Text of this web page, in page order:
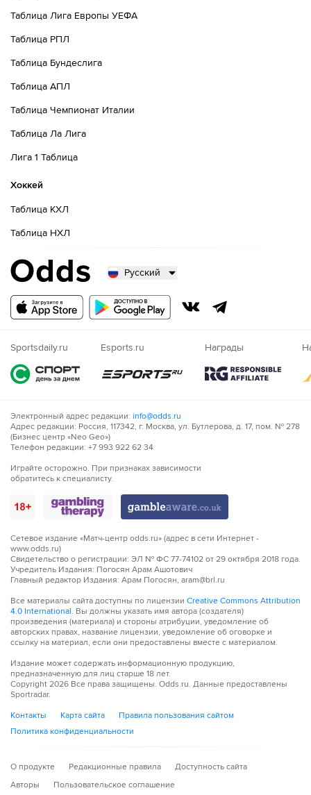
Таблица Лига Европы УЕФА
Таблица РПЛ
Таблица Бундеслига
Таблица АПЛ
Таблица Чемпионат Италии
Таблица Ла Лига
Лига 1 Таблица
Хоккей
Таблица КХЛ
Таблица НХЛ
Русский
Русский
Nigeria
Sportsdaily.ru Esports.ru Награды
Электронный адрес редакции: info@odds.ru
Адрес редакции: Россия, 117342, г. Москва, ул. Бутлерова, д. 17, пом. № 278
(Бизнес центр «Neo Geo»)
Телефон редакции: +7 993 922 62 34
Играйте осторожно. При признаках зависимости
обратитесь к специалисту.
Сетевое издание «Матч-центр odds.ru» (адрес в сети Интернет -
www.odds.ru)
Свидетельство о регистрации: ЭЛ № ФС 77-74102 от 29 октября 2018 года.
Учредитель Издания: Погосян Арам Ашотович
Главный редактор Издания: Арам Погосян, aram@brl.ru
Все материалы сайта доступны по лицензии Creative Commons Attribution
4.0 International. Вы должны указать имя автора (создателя)
произведения (материала) и стороны атрибуции, уведомление об
авторских правах, название лицензии, уведомление об оговорке и
ссылку на материал, если они предоставлены вместе с материалом.
Издание может содержать информационную продукцию,
предназначенную для лиц старше 18 лет.
Copyright 2026 Все права защищены. Odds.ru. Данные предоставлены
Sportradar.
Контакты
Карта сайта
Правила пользования сайтом
Политика конфиденциальности
О продукте Редакционные правила
Доступность сайта
Авторы
Пользовательское соглашение